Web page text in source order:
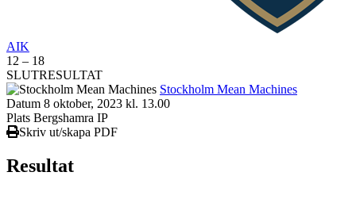
AIK
12 – 18
SLUTRESULTAT
Stockholm Mean Machines
Datum 8 oktober, 2023 kl. 13.00
Plats Bergshamra IP
Skriv ut/skapa PDF
Resultat